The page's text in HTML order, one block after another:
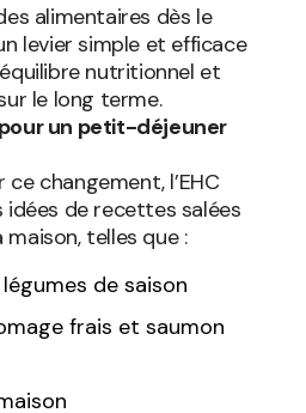
alimentaires dès le
levier simple et efficace
nutritionnel et
le long terme.
un petit-déjeuner
changement, l’EHC
de recettes salées
telles que :
de saison
frais et saumon